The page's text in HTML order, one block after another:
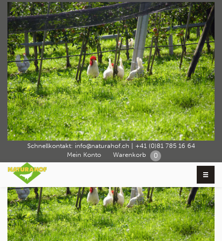
Schnellkontakt: info@naturahof.ch
+41 (0)81 785 16 64
Mein Konto
Warenkorb 0
naturahof_impressionen19
Home › Über Naturahof › Betrieb › naturahof_impressionen19